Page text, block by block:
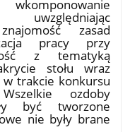
wkomponowanie
uwzględniając
zasad
pracy przy
z tematyką
stołu wraz
w trakcie konkursu
ozdoby
być tworzone
nie były brane